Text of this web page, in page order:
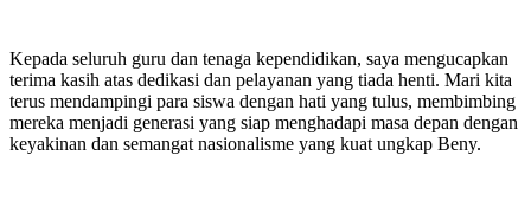
Kepada seluruh guru dan tenaga kependidikan, saya mengucapkan
terima kasih atas dedikasi dan pelayanan yang tiada henti. Mari kita
terus mendampingi para siswa dengan hati yang tulus, membimbing
mereka menjadi generasi yang siap menghadapi masa depan dengan
keyakinan dan semangat nasionalisme yang kuat ungkap Beny.